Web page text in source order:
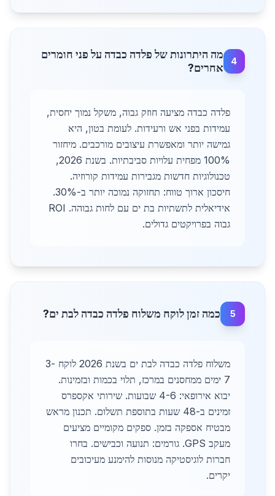
4
מה היתרונות של פלדה כבדה על פני חומרים
אחרים?
פלדה כבדה מציעה חוזק גבוה, משקל נמוך יחסית,
עמידות בפני אש ורעידות. לעומת בטון, היא
גמישה יותר ומאפשרת עיצובים מורכבים. מיחזור
100% מפחית עלויות סביבתיות. בשנת 2026,
טכנולוגיות חדשות מגבירות עמידות קורוזיה.
חיסכון ארוך טווח: תחזוקה נמוכה יותר ב-30%.
אידיאלית לתשתיות בת ים עם לחות גבוהה. ROI
גבוה בפרויקטים גדולים.
5 כמה זמן לוקח משלוח פלדה כבדה לבת ים?
משלוח פלדה כבדה לבת ים בשנת 2026 לוקח 3-
7 ימים ממחסנים במרכז, תלוי בכמות ובזמינות.
יבוא אירופאי: 4-6 שבועות. שירותי אקספרס
זמינים ב-48 שעות בתוספת תשלום. תכנון מראש
מבטיח אספקה בזמן. ספקים מקומיים מציעים
מעקב GPS. גורמים: תנועה וכבישים. בחרו
חברות לוגיסטיקה מנוסות להימנע מעיכובים
יקרים.